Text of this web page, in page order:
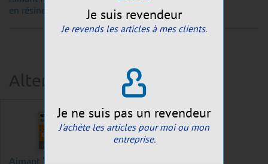
Je suis revendeur
Je revends les articles à mes clients.
Je ne suis pas un revendeur
J'achète les articles pour moi ou mon
entreprise.
en résine
Alternatives suggérées:
Aimant "Important"